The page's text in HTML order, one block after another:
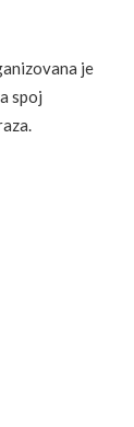
je
spoj